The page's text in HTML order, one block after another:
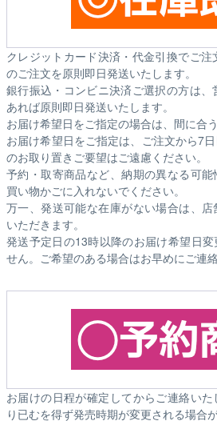
クレジットカード決済・代金引換でご
のご注文を原則即日発送いたします。
銀行振込・コンビニ決済ご選択の方は
あれば原則即日発送いたします。
お届け希望日をご指定の場合は、間に合
お届け希望日をご指定は、ご注文から7
のお取り置きご要望はご遠慮ください。
予約・取寄商品など、納期の異なる可
買い物かごに入れないでください。
万一、発送可能な在庫がない場合は、
いただきます。
発送予定日の13時以降のお届け希望日
せん。ご希望のある場合はお早めにご連絡
お届けの日程が確定してからご連絡い
り已むを得ず発売時期が変更される場合が